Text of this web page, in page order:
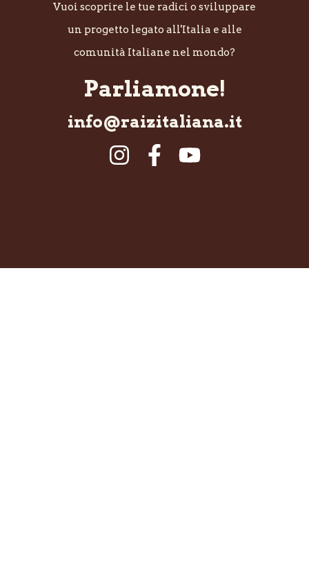
Vuoi scoprire le tue radici o sviluppare
un progetto legato all'Italia e alle
comunità Italiane nel mondo?
Parliamone!
info@raizitaliana.it